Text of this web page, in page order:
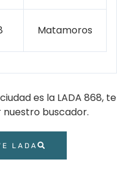
Matamoros
es la LADA 868, te
buscador.
LADA